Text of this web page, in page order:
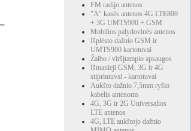
FM radijo antenos
"A" kasės antenos 4G LTE800
+ 3G UMTS900 + GSM
Mobilios palydovinės antenos
Išplėsto dažnio GSM ir
UMTS900 kartotuvai
Žaibo / viršįtampio apsaugos
Išmanieji GSM, 3G ir 4G
stiprintuvai - kartotuvai
Aukšto dažnio 7,5mm ryšio
kabelis antenoms
4G, 3G ir 2G Universalios
LTE antenos
4G, LTE aukštojo dažnio